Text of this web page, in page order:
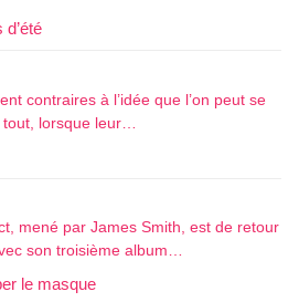
contraires à l’idée que l’on peut se
lorsque leur…
mené par James Smith, est de retour
son troisième album…
le masque